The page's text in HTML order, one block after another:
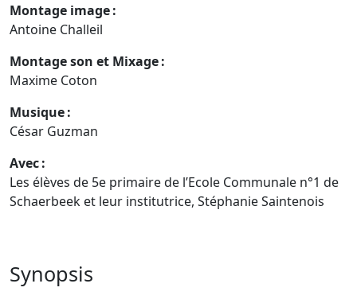
Montage image :
Antoine Challeil
Montage son et Mixage :
Maxime Coton
Musique :
César Guzman
Avec :
Les élèves de 5e primaire de l’Ecole Communale n°1 de
Schaerbeek et leur institutrice, Stéphanie Saintenois
Synopsis